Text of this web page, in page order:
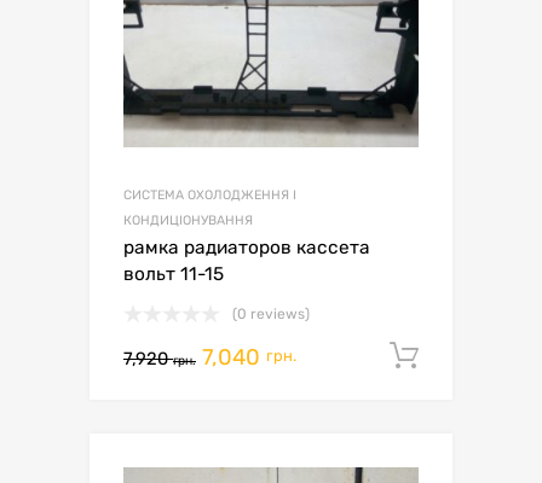
СИСТЕМА ОХОЛОДЖЕННЯ І
КОНДИЦІОНУВАННЯ
рамка радиаторов кассета
вольт 11-15
(0 reviews)
7,920грн. 7,040 грн.